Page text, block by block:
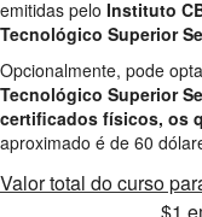
emitidas pelo Instituto
Tecnológico Superior
Opcionalmente, pode
Tecnológico Superior
certificados físicos, os
aproximado é de 60
Valor total do curso
$1